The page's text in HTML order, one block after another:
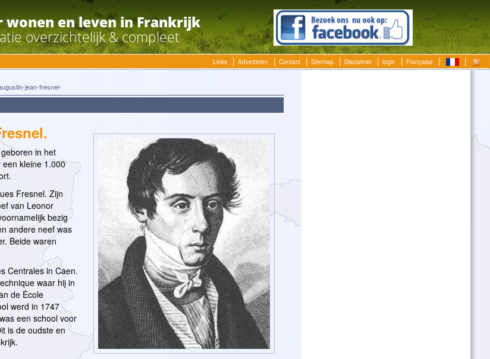
wonen en leven in Frankrijk
overzichtelijk & compleet
Links Adverteren Contact Sitemap Disclaimer login Française
jean-fresnel-
in het
kleine 1.000
Fresnel. Zijn
van Leonor
bezig
andere neef was
Beide waren
Centrales in Caen.
waar hij in
de Ėcole
werd in 1747
een school voor
is de oudste en